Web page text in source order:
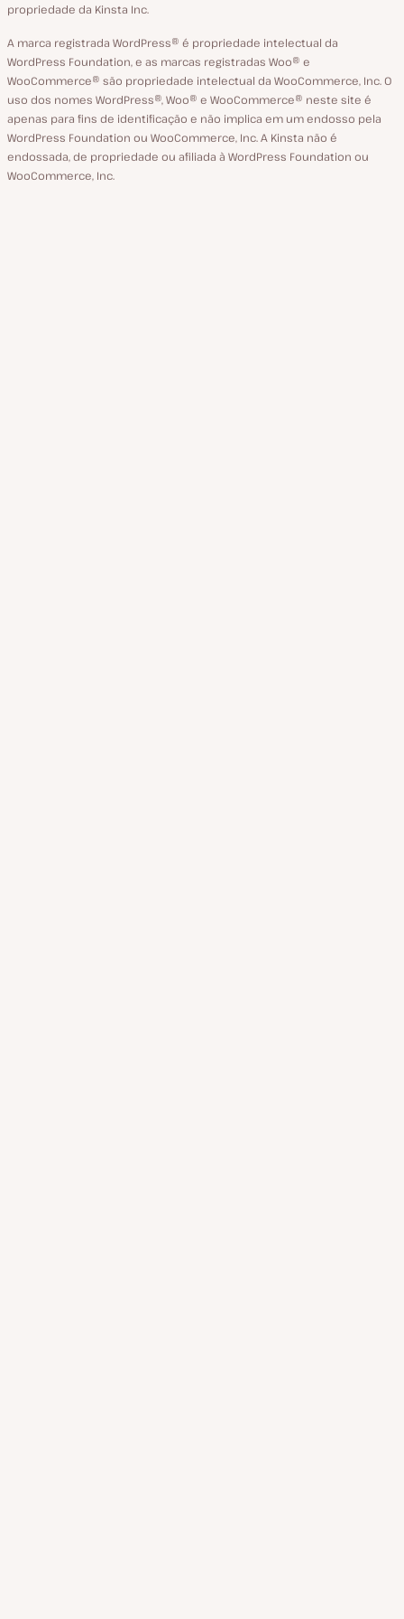
propriedade da Kinsta Inc.
A marca registrada WordPress® é propriedade intelectual da
WordPress Foundation, e as marcas registradas Woo® e
WooCommerce® são propriedade intelectual da WooCommerce, Inc. O
uso dos nomes WordPress®, Woo® e WooCommerce® neste site é
apenas para fins de identificação e não implica em um endosso pela
WordPress Foundation ou WooCommerce, Inc. A Kinsta não é
endossada, de propriedade ou afiliada à WordPress Foundation ou
WooCommerce, Inc.